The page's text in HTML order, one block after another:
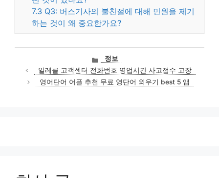
7.3 Q3: 버스기사의 불친절에 대해 민원을 제기
하는 것이 왜 중요한가요?
카
테
고
리
정보
일레클 고객센터 전화번호 영업시간 사고접수 고장
영어단어 어플 추천 무료 영단어 외우기 best 5 앱